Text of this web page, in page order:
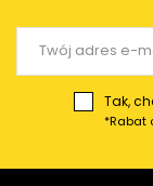
Tak,
*Rabat